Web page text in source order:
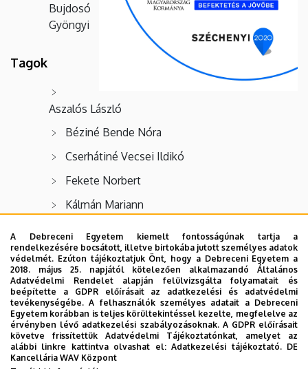
Bujdosó
Gyöngyi
Tagok
Aszalós László
Béziné Bende Nóra
Cserhátiné Vecsei Ildikó
Fekete Norbert
Kálmán Mariann
Matolcsy Zoltán
A Debreceni Egyetem kiemelt fontosságúnak tartja a
rendelkezésére bocsátott, illetve birtokába jutott személyes adatok
védelmét. Ezúton tájékoztatjuk Önt, hogy a Debreceni Egyetem a
2018. május 25. napjától kötelezően alkalmazandó Általános
Adatvédelmi Rendelet alapján felülvizsgálta folyamatait és
beépítette a GDPR előírásait az adatkezelési és adatvédelmi
tevékenységébe. A felhasználók személyes adatait a Debreceni
Egyetem korábban is teljes körültekintéssel kezelte, megfelelve az
érvényben lévő adatkezelési szabályozásoknak. A GDPR előírásait
követve frissítettük Adatvédelmi Tájékoztatónkat, amelyet az
alábbi linkre kattintva olvashat el:Adatkezelési tájékoztató. DE
Kancellária WAV Központ